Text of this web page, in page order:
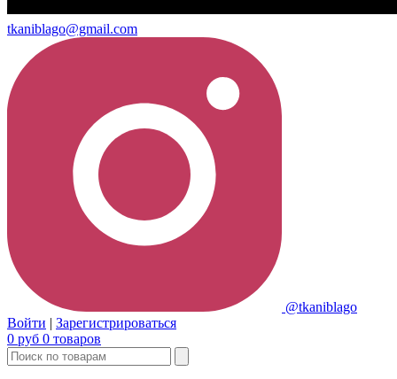
tkaniblago@gmail.com
@tkaniblago
Войти | Зарегистрироваться
0 руб 0 товаров